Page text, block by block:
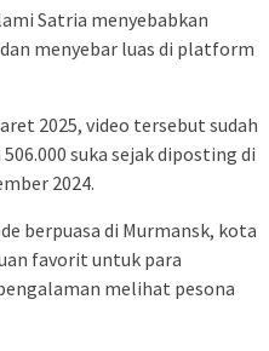
Satria menyebabkan
menyebar luas di platform
2025, video tersebut sudah
suka sejak diposting di
2024.
berpuasa di Murmansk, kota
favorit untuk para
melihat pesona